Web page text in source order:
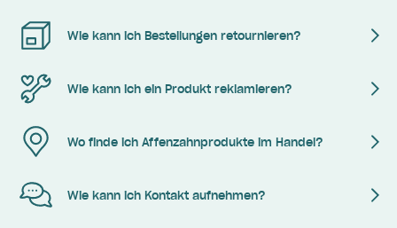
Wie kann ich Bestellungen retournieren?
Wie kann ich ein Produkt reklamieren?
Wo finde ich Affenzahnprodukte im Handel?
Wie kann ich Kontakt aufnehmen?